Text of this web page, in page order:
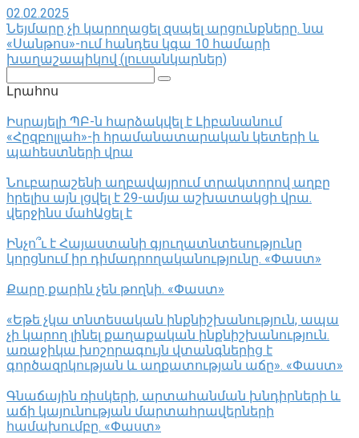
02.02.2025
Նեյմարը չի կարողացել զսպել արցունքները․ նա
«Սանթոս»-ում հանդես կգա 10 համարի
խաղաշապիկով (լուսանկարներ)
Լրահոս
Իսրայելի ՊԲ-ն հարձակվել է Լիբանանում
«Հըզբոլլահ»-ի հրամանատարական կետերի և
պահեստների վրա
Նուբարաշենի աղբավայրում տրակտորով աղբը
հրելիս այն լցվել է 29-ամյա աշխատակցի վրա.
վերջինս մահԱցել է
Ինչո՞ւ է Հայաստանի գյուղատնտեսությունը
կորցնում իր դիմադրողականությունը. «Փաստ»
Քարը քարին չեն թողնի. «Փաստ»
«Եթե չկա տնտեսական ինքնիշխանություն, ապա
չի կարող լինել քաղաքական ինքնիշխանություն.
առաջիկա խոշորագույն վտանգներից է
գործազրկության և աղքատության աճը». «Փաստ»
Գնաճային ռիսկերի, արտահանման խնդիրների և
աճի կայունության մարտահրավերների
համախումբը. «Փաստ»